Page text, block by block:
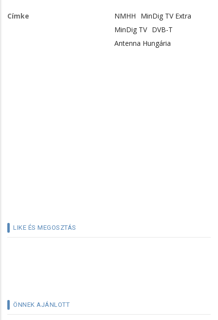
Címke NMHH
MinDig TV Extra
MinDig TV DVB-T
Antenna Hungária
LIKE ÉS MEGOSZTÁS
ÖNNEK AJÁNLOTT